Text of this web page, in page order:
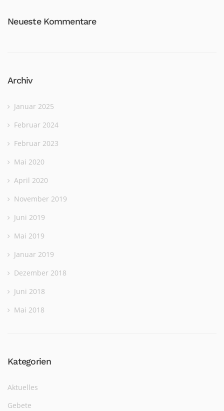
Neueste Kommentare
Archiv
Januar 2025
Februar 2024
Februar 2023
Mai 2020
April 2020
November 2019
Juni 2019
Mai 2019
Januar 2019
Dezember 2018
Juni 2018
Mai 2018
Kategorien
Aktuelles
Gebete